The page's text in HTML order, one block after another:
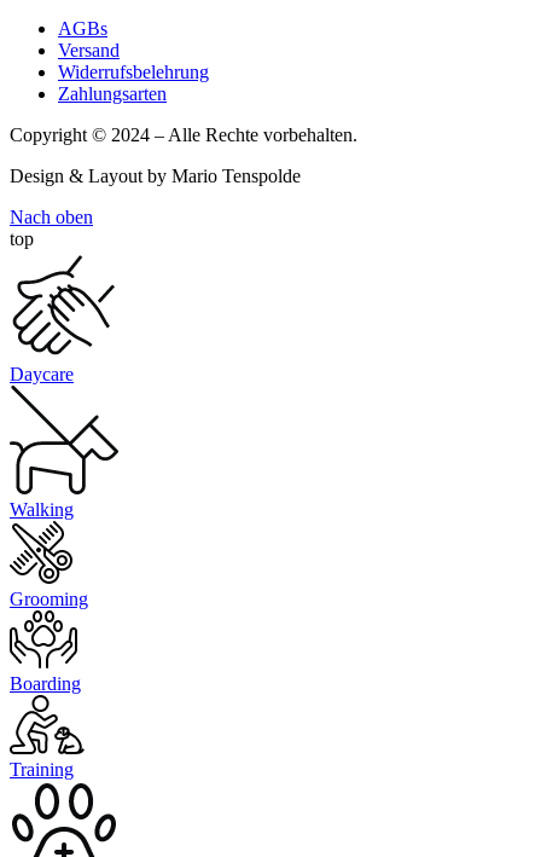
AGBs
Versand
Widerrufsbelehrung
Zahlungsarten
Copyright © 2024 – Alle Rechte vorbehalten.
Design & Layout by Mario Tenspolde
Nach oben
top
Daycare
Walking
Grooming
Boarding
Training